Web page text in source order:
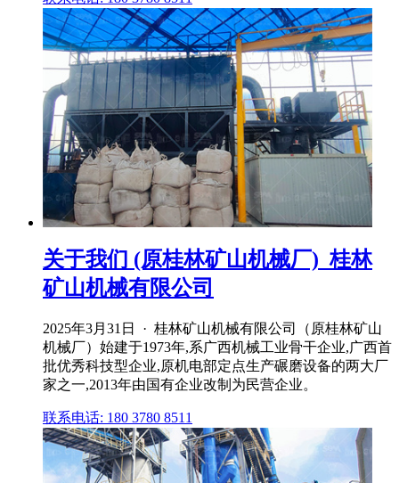
关于我们 (原桂林矿山机械厂)_桂林
矿山机械有限公司
2025年3月31日 · 桂林矿山机械有限公司（原桂林矿山
机械厂）始建于1973年,系广西机械工业骨干企业,广西首
批优秀科技型企业,原机电部定点生产碾磨设备的两大厂
家之一,2013年由国有企业改制为民营企业。
联系电话: 180 3780 8511